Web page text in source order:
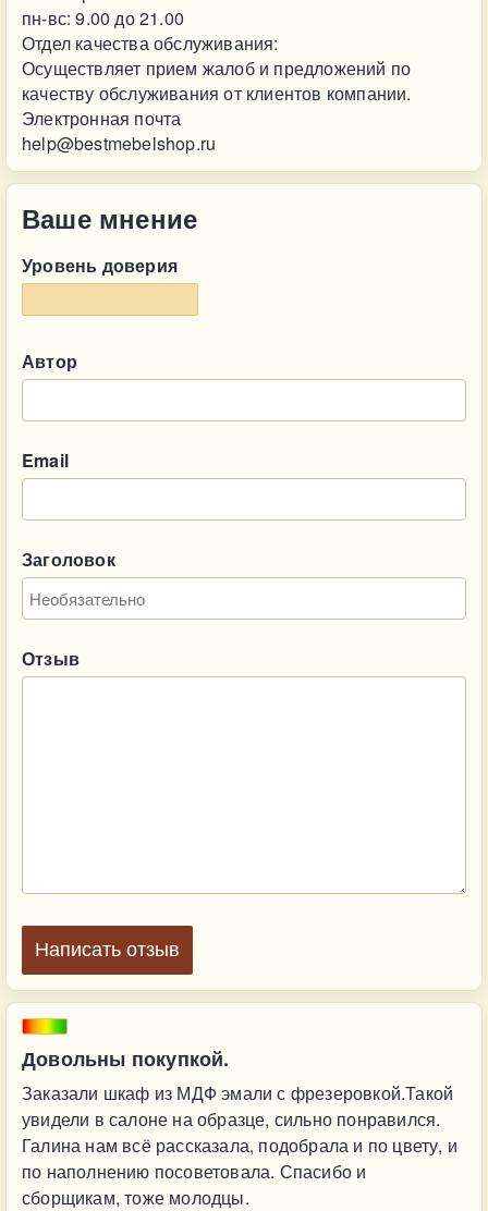
Довольны покупкой.
Заказали шкаф из МДФ эмали с фрезеровкой.Такой
увидели в салоне на образце, сильно понравился.
Галина нам всё рассказала, подобрала и по цвету, и
по наполнению посоветовала. Спасибо и
сборщикам, тоже молодцы.
пн-вс: 9.00 до 21.00
Отдел качества обслуживания:
Осуществляет прием жалоб и предложений по
качеству обслуживания от клиентов компании.
Электронная почта
help@bestmebelshop.ru
Ваше мнение
Уровень доверия
Автор
Email
Заголовок
Отзыв
Написать отзыв